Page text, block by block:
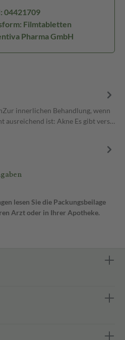
04421709
Filmtabletten
Pharma GmbH
innerlichen Behandlung, wenn
ausreichend ist: Akne Es gibt vers…
lesen Sie die Packungsbeilage
Arzt oder in Ihrer Apotheke.